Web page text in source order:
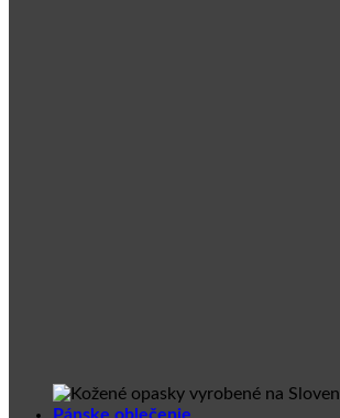
Pánske oblečenie